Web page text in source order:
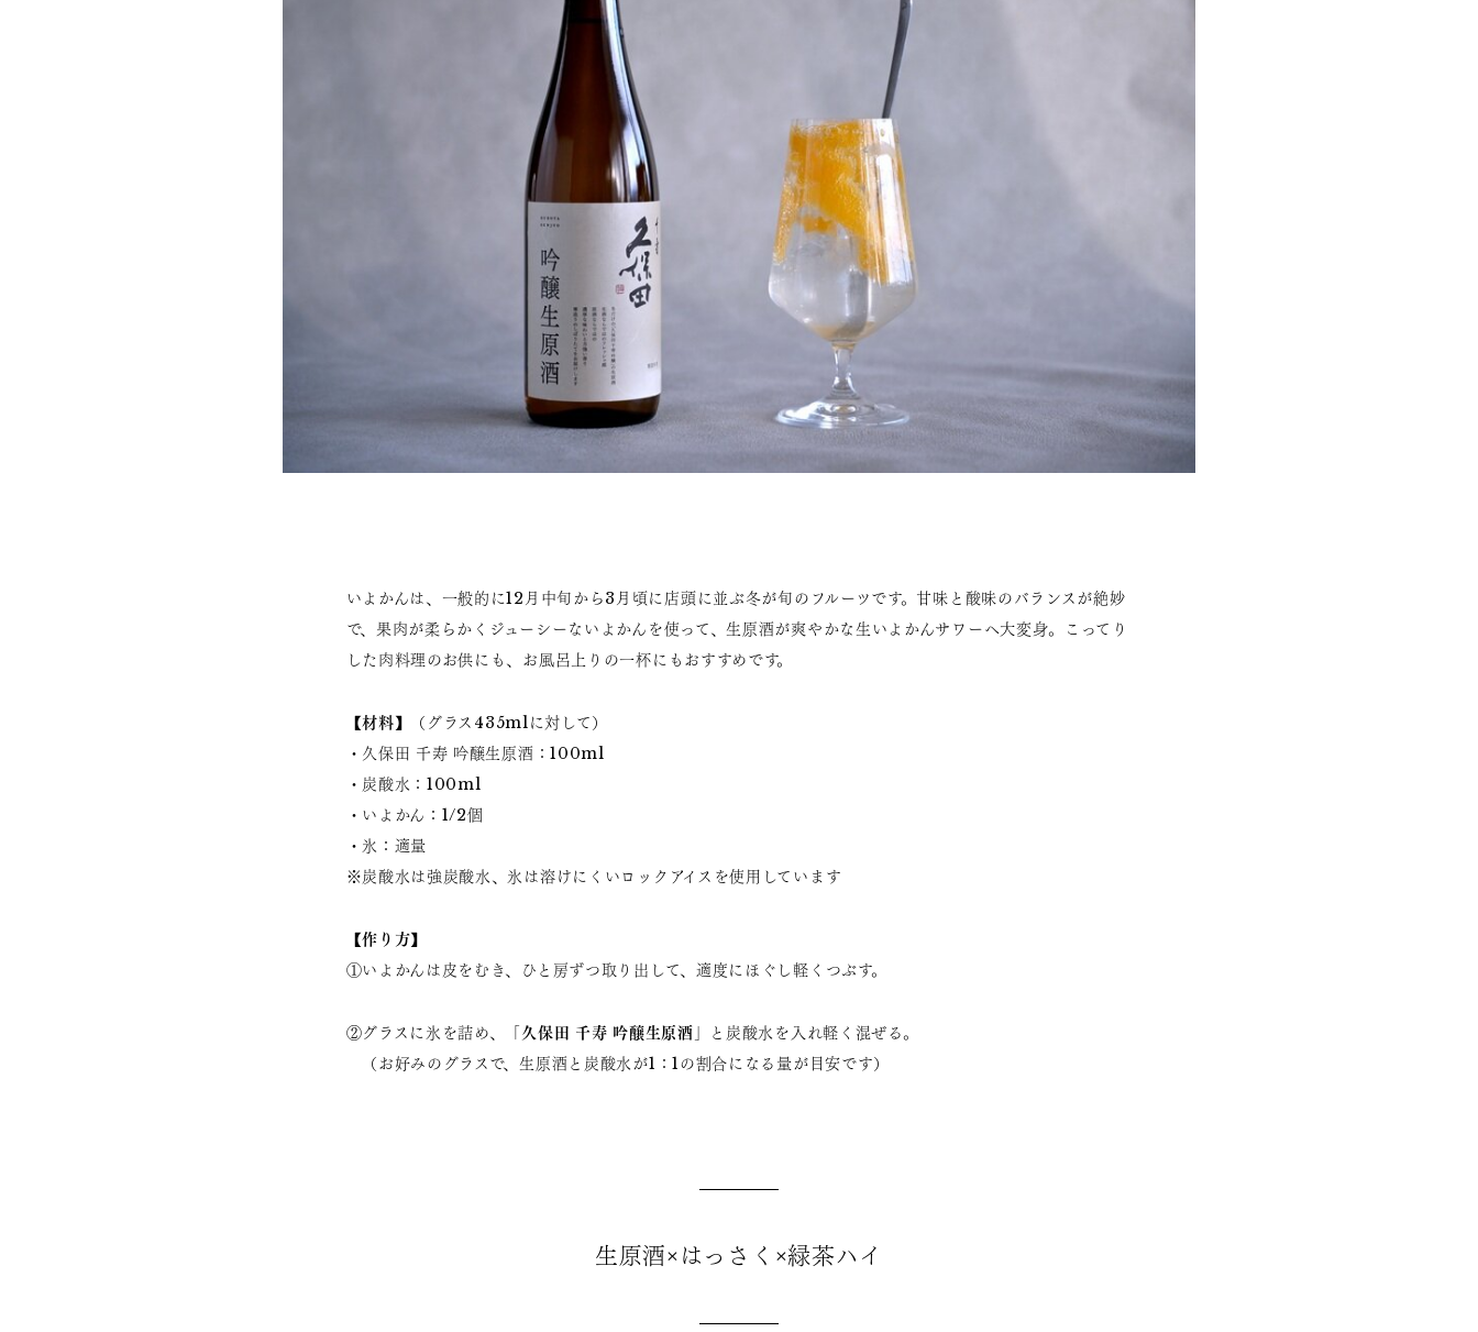
いよかんは、一般的に12月中旬から3月頃に店頭に並ぶ冬が旬のフルーツです。甘味と酸味のバランスが絶妙
で、果肉が柔らかくジューシーないよかんを使って、生原酒が爽やかな生いよかんサワーへ大変身。こってり
した肉料理のお供にも、お風呂上りの一杯にもおすすめです。
【材料】
（グラス435mlに対して）
・久保田 千寿 吟醸生原酒：100ml
・炭酸水：100ml
・いよかん：1/2個
・氷：適量
※炭酸水は強炭酸水、氷は溶けにくいロックアイスを使用しています
【作り方】
①いよかんは皮をむき、ひと房ずつ取り出して、適度にほぐし軽くつぶす。
②グラスに氷を詰め、「久保田 千寿 吟醸生原酒 」と炭酸水を入れ軽く混ぜる。
（お好みのグラスで、生原酒と炭酸水が1：1の割合になる量が目安です）
生原酒×はっさく×緑茶ハイ